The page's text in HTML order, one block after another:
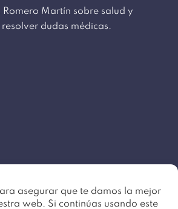
asegurar que te damos la mejor
web. Si continúas usando este
Romero Martín sobre salud y
dudas médicas.